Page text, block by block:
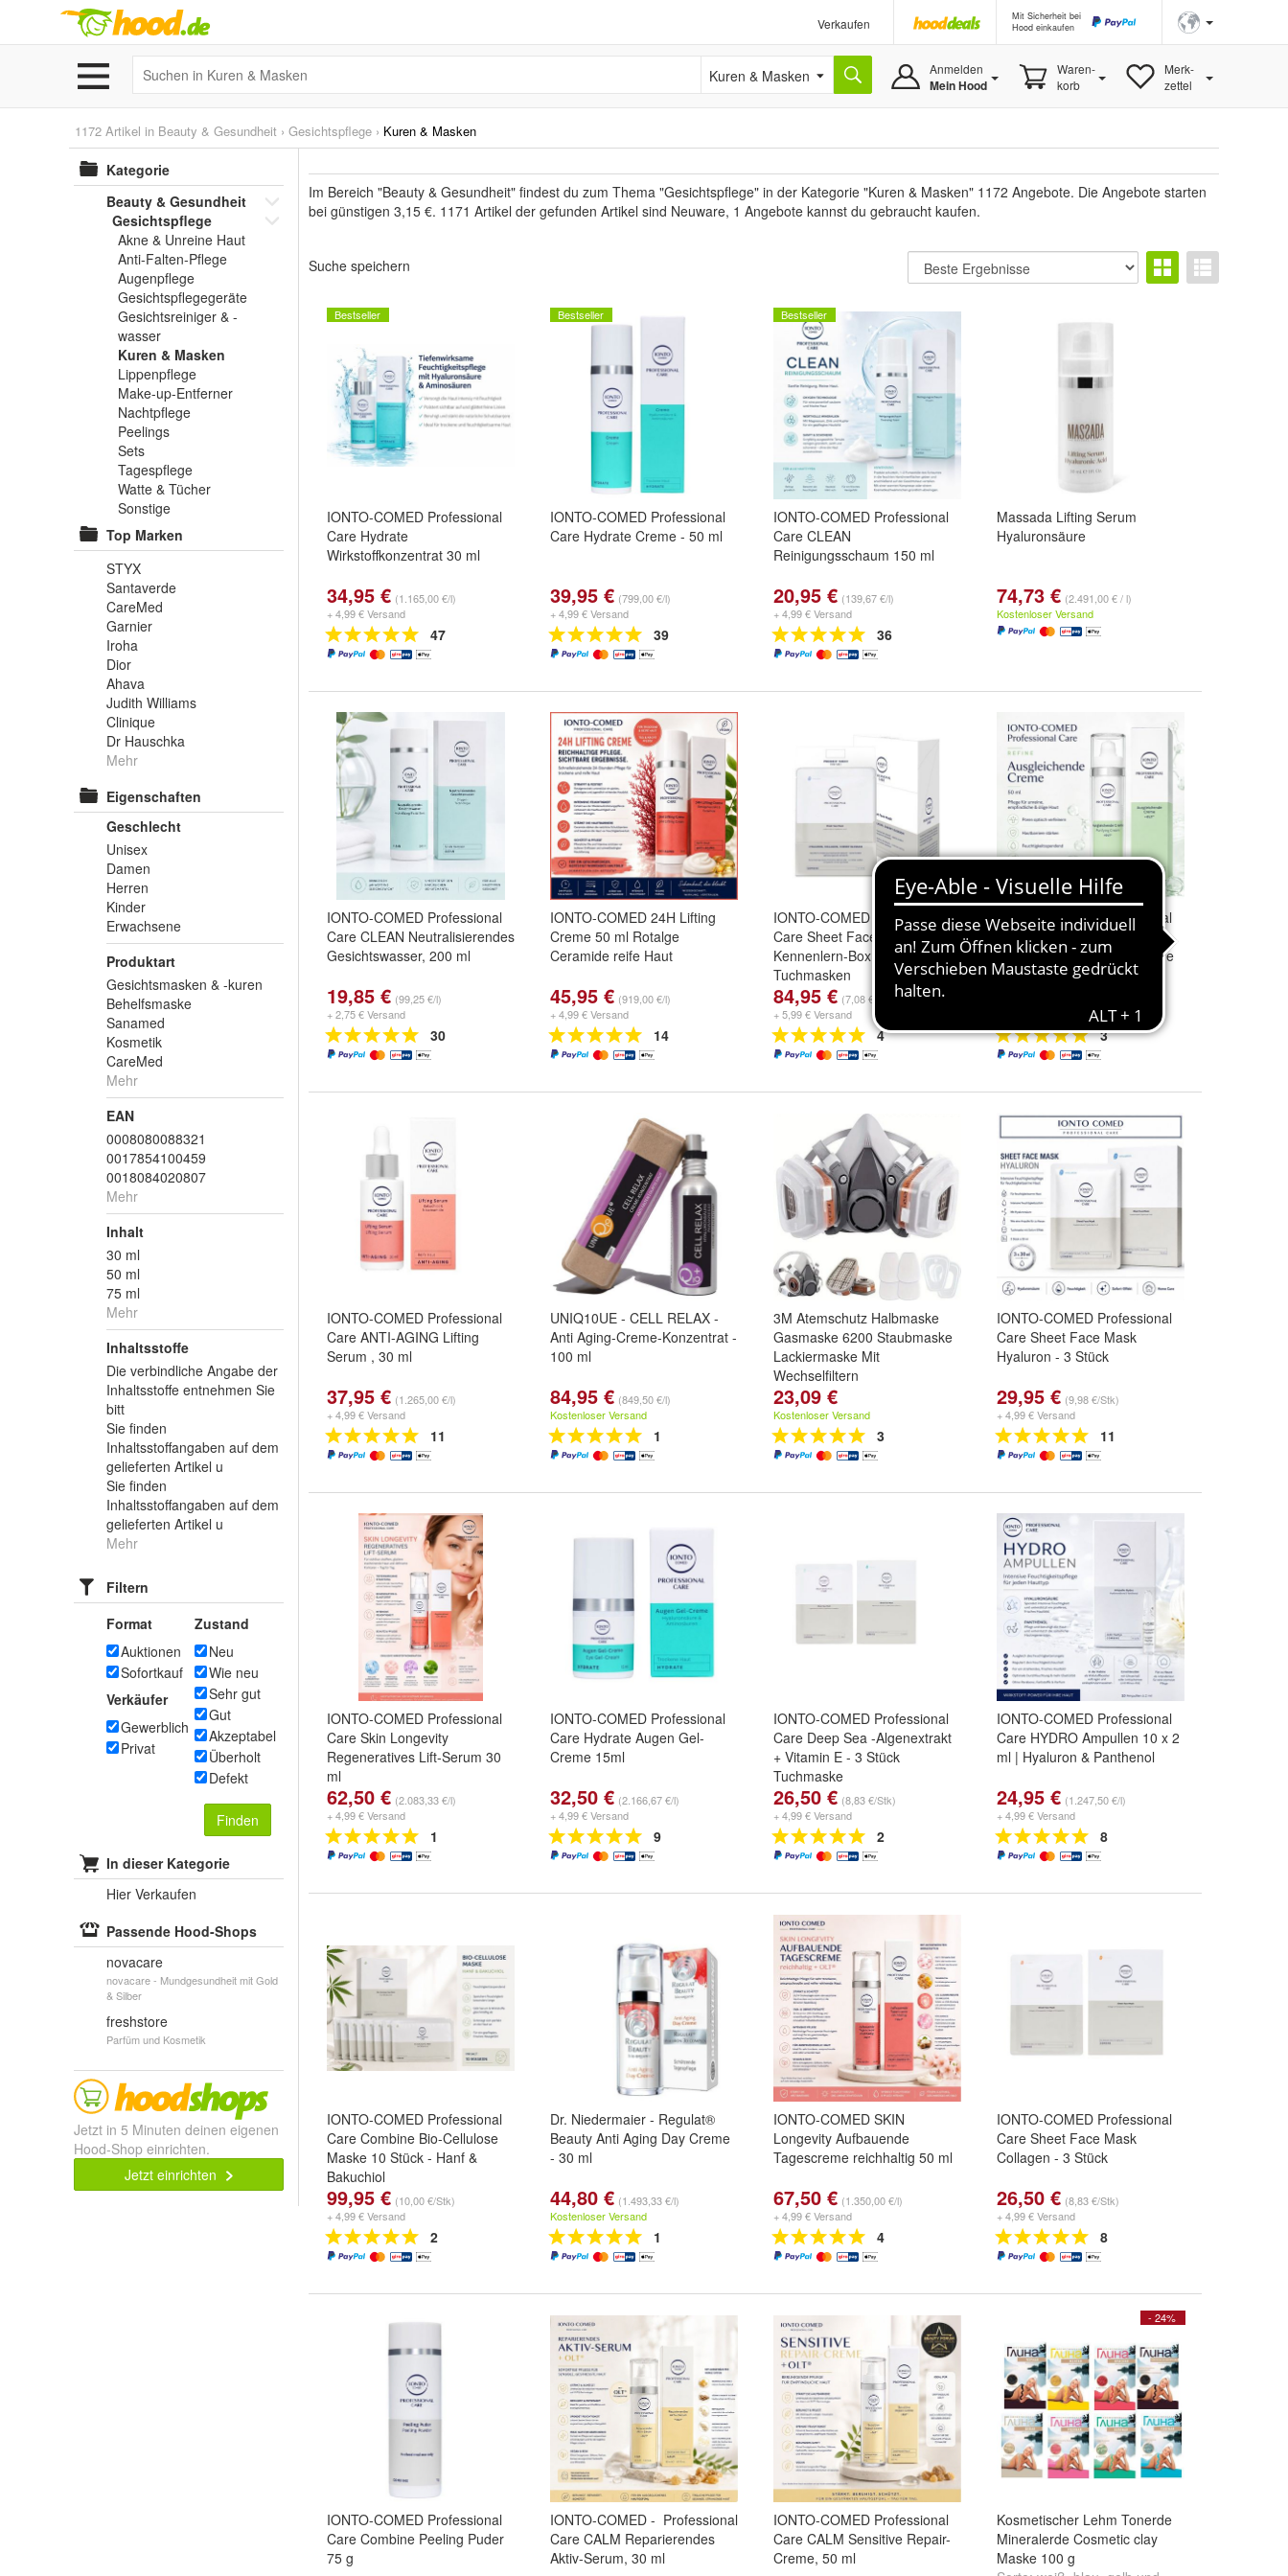
Verkaufen
Mit Sicherheit bei
Hood einkaufen
Kuren & Masken Anmelden
Mein Hood
Waren-
korb
Merk-
zettel
1172 Artikel in Beauty & Gesundheit › Gesichtspflege › Kuren & Masken
Kategorie
Beauty & Gesundheit
Gesichtspflege
Akne & Unreine Haut
Anti-Falten-Pflege
Augenpflege
Gesichtspflegegeräte
Gesichtsreiniger & -
wasser
Kuren & Masken
Lippenpflege
Make-up-Entferner
Nachtpflege
Peelings
Sets
Tagespflege
Watte & Tücher
Sonstige
Top Marken
STYX
Santaverde
CareMed
Garnier
Iroha
Dior
Ahava
Judith Williams
Clinique
Dr Hauschka
Mehr
Eigenschaften
Geschlecht
Unisex
Damen
Herren
Kinder
Erwachsene
Produktart
Gesichtsmasken & -kuren
Behelfsmaske
Sanamed
Kosmetik
CareMed
Mehr
EAN
0008080088321
0017854100459
0018084020807
Mehr
Inhalt
30 ml
50 ml
75 ml
Mehr
Inhaltsstoffe
Die verbindliche Angabe der
Inhaltsstoffe entnehmen Sie
bitt
Sie finden
Inhaltsstoffangaben auf dem
gelieferten Artikel u
Sie finden
Inhaltsstoffangaben auf dem
gelieferten Artikel u
Mehr
Filtern
Format
Auktionen
Sofortkauf
Verkäufer
Gewerblich
Privat
Zustand
Neu
Wie neu
Sehr gut
Gut
Akzeptabel
Überholt
Defekt
Finden
In dieser Kategorie
Hier Verkaufen
Passende Hood-Shops
novacare
novacare - Mundgesundheit mit Gold
& Silber
freshstore
Parfüm und Kosmetik
Jetzt in 5 Minuten deinen eigenen
Hood-Shop einrichten.
Jetzt einrichten
Im Bereich "Beauty & Gesundheit" findest du zum Thema "Gesichtspflege" in der Kategorie "Kuren & Masken" 1172 Angebote. Die Angebote starten
bei günstigen 3,15 €. 1171 Artikel der gefunden Artikel sind Neuware, 1 Angebote kannst du gebraucht kaufen.
Suche speichern
Bestseller
IONTO-COMED Professional
Care Hydrate
Wirkstoffkonzentrat 30 ml
34,95 € (1.165,00 €/l)
+ 4,99 € Versand
47
Bestseller
IONTO-COMED Professional
Care Hydrate Creme - 50 ml
39,95 € (799,00 €/l)
+ 4,99 € Versand
39
Bestseller
IONTO-COMED Professional
Care CLEAN
Reinigungsschaum 150 ml
20,95 € (139,67 €/l)
+ 4,99 € Versand
36
Massada Lifting Serum
Hyaluronsäure
74,73 € (2.491,00 € / l)
Kostenloser Versand
IONTO-COMED Professional
Care CLEAN Neutralisierendes
Gesichtswasser, 200 ml
19,85 € (99,25 €/l)
+ 2,75 € Versand
30
IONTO-COMED 24H Lifting
Creme 50 ml Rotalge
Ceramide reife Haut
45,95 € (919,00 €/l)
+ 4,99 € Versand
14
IONTO-COMED - Professional
Care Sheet Face Mask
Kennenlern-Box - 12
Tuchmasken
84,95 € (7,08 €/Stk)
+ 5,99 € Versand
4
IONTO-COMED Professional
Care REFINE Ausgleichende
Creme 50 ml | vegane Pflege
3
IONTO-COMED Professional
Care ANTI-AGING Lifting
Serum , 30 ml
37,95 € (1.265,00 €/l)
+ 4,99 € Versand
11
UNIQ10UE - CELL RELAX -
Anti Aging-Creme-Konzentrat -
100 ml
84,95 € (849,50 €/l)
Kostenloser Versand
1
3M Atemschutz Halbmaske
Gasmaske 6200 Staubmaske
Lackiermaske Mit
Wechselfiltern
23,09 €
Kostenloser Versand
3
IONTO-COMED Professional
Care Sheet Face Mask
Hyaluron - 3 Stück
29,95 € (9,98 €/Stk)
+ 4,99 € Versand
11
IONTO-COMED Professional
Care Skin Longevity
Regeneratives Lift-Serum 30
ml
62,50 € (2.083,33 €/l)
+ 4,99 € Versand
1
IONTO-COMED Professional
Care Hydrate Augen Gel-
Creme 15ml
32,50 € (2.166,67 €/l)
+ 4,99 € Versand
9
IONTO-COMED Professional
Care Deep Sea -Algenextrakt
+ Vitamin E - 3 Stück
Tuchmaske
26,50 € (8,83 €/Stk)
+ 4,99 € Versand
2
IONTO-COMED Professional
Care HYDRO Ampullen 10 x 2
ml | Hyaluron & Panthenol
24,95 € (1.247,50 €/l)
+ 4,99 € Versand
8
IONTO-COMED Professional
Care Combine Bio-Cellulose
Maske 10 Stück - Hanf &
Bakuchiol
99,95 € (10,00 €/Stk)
+ 4,99 € Versand
2
Dr. Niedermaier - Regulat®
Beauty Anti Aging Day Creme
- 30 ml
44,80 € (1.493,33 €/l)
Kostenloser Versand
1
IONTO-COMED SKIN
Longevity Aufbauende
Tagescreme reichhaltig 50 ml
67,50 € (1.350,00 €/l)
+ 4,99 € Versand
4
IONTO-COMED Professional
Care Sheet Face Mask
Collagen - 3 Stück
26,50 € (8,83 €/Stk)
+ 4,99 € Versand
8
IONTO-COMED Professional
Care Combine Peeling Puder
75 g
IONTO-COMED - Professional
Care CALM Reparierendes
Aktiv-Serum, 30 ml
IONTO-COMED Professional
Care CALM Sensitive Repair-
Creme, 50 ml
- 24%
Kosmetischer Lehm Tonerde
Mineralerde Cosmetic clay
Maske 100 g